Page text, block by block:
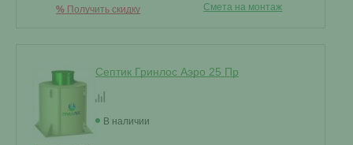
% Получить скидку Смета на монтаж
Септик Гринлос Аэро 25 Пр
В наличии